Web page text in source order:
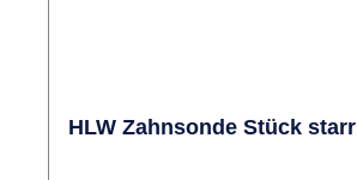
HLW Zahnsonde Stück starr